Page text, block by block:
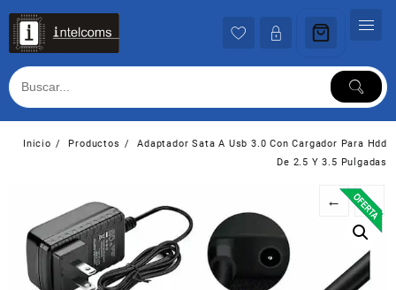
contenido
Inicio Productos
Adaptador Sata A Usb 3.0 Con Cargador Para Hdd
De 2.5 Y 3.5 Pulgadas
← →